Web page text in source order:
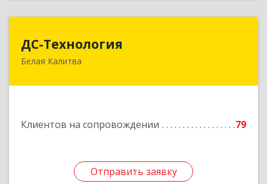
ДС-Технология
Белая Калитва
Клиентов на сопровождении 79
Отправить заявку
347045, Ростовская обл, Белокалитвинский р-н,
Отправить заявку